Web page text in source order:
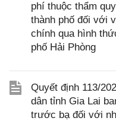
phí thuộc thẩm
thành phố đối với
chính qua hình
phố Hải Phòng
Quyết định 113/
dân tỉnh Gia Lai
trước bạ đối với